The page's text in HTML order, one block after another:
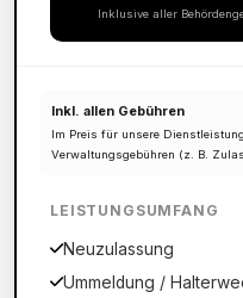
Inklusive aller
Inkl. allen Gebühren
Im Preis für unsere
Verwaltungsgebühren (z. B.
LEISTUNGSUMFANG
Neuzulassung
Ummeldung /